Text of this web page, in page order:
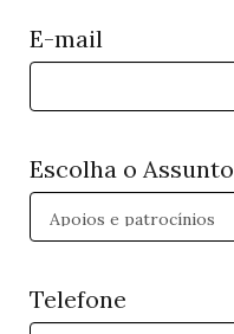
E-mail
Escolha o Assunto
Telefone